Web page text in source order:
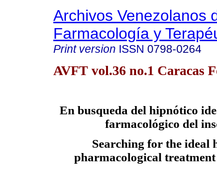
Archivos Venezolanos
Farmacología y
Print version ISSN 0798-0264
AVFT vol.36 no.1 Caracas
En busqueda del hipnótico
farmacológico del
Searching for the ideal
pharmacological